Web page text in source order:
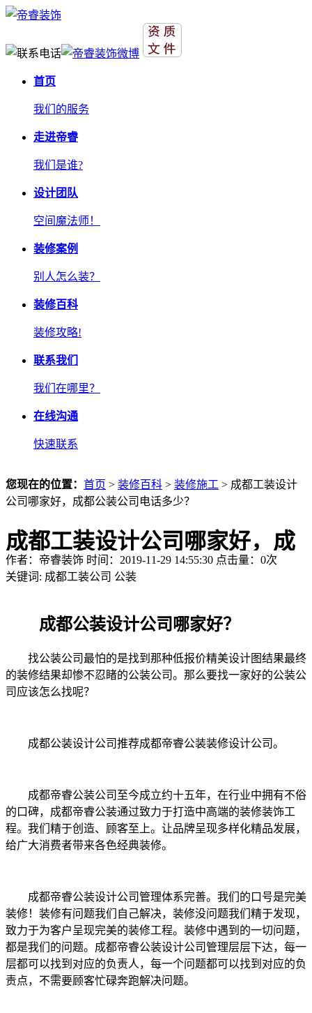
首页
我们的服务
走进帝睿
我们是谁?
设计团队
空间魔法师！
装修案例
别人怎么装？
装修百科
装修攻略!
联系我们
我们在哪里？
在线沟通
快速联系
您现在的位置： 首页 > 装修百科 > 装修施工 > 成都工装设计
公司哪家好，成都公装公司电话多少？
成都工装设计公司哪家好，成
都公装公司电话多少？
作者：帝睿装饰 时间：2019-11-29 14:55:30 点击量： 0次
关键词: 成都工装公司 公装
成都公装设计公司哪家好？
找公装公司最怕的是找到那种低报价精美设计图结果最终
的装修结果却惨不忍睹的公装公司。那么要找一家好的公装公
司应该怎么找呢？
成都公装设计公司推荐成都帝睿公装装修设计公司。
成都帝睿公装公司至今成立约十五年，在行业中拥有不俗
的口碑，成都帝睿公装通过致力于打造中高端的装修装饰工
程。我们精于创造、顾客至上。让品牌呈现多样化精品发展，
给广大消费者带来各色经典装修。
成都帝睿公装设计公司管理体系完善。我们的口号是完美
装修！装修有问题我们自己解决，装修没问题我们精于发现，
致力于为客户呈现完美的装修工程。装修中遇到的一切问题，
都是我们的问题。成都帝睿公装设计公司管理层层下达，每一
层都可以找到对应的负责人，每一个问题都可以找到对应的负
责点，不需要顾客忙碌奔跑解决问题。